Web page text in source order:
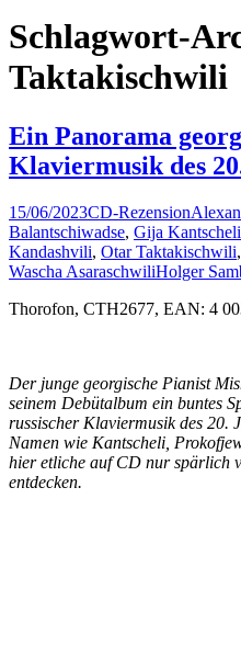
Schlagwort-
Taktakischwili
Ein Panorama
Klaviermusik des
15/06/2023CD-Rezension
Balantschiwadse, Gija Kantscheli
Kandashvili, Otar Taktakischwili,
Wascha AsaraschwiliHolger
Thorofon, CTH2677, EAN: 4
Der junge georgische Pianist
seinem Debütalbum ein buntes
russischer Klaviermusik des 20.
Namen wie Kantscheli,
hier etliche auf CD nur spärlich
entdecken.